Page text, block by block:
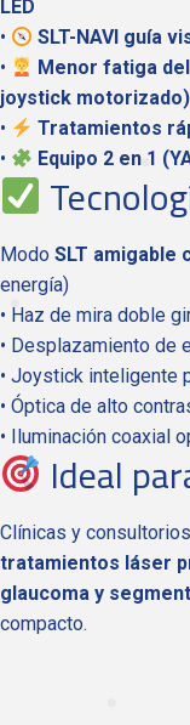
LED
•
SLT-NAVI guía
•
Menor fatiga
joystick motorizado)
•
Tratamientos
•
Equipo 2 en 1
Modo SLT amigable
energía)
• Haz de mira doble
• Desplazamiento de
• Joystick inteligente
• Óptica de alto
• Iluminación coaxial
Ideal
Clínicas y
tratamientos láser
glaucoma y
compacto.